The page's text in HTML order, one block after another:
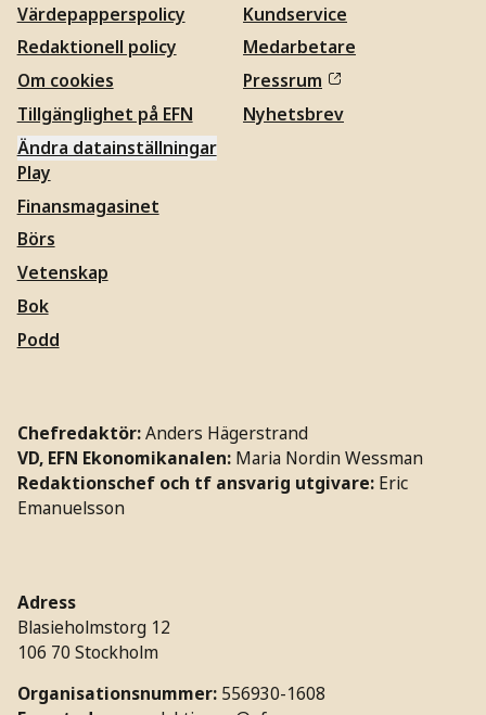
Värdepapperspolicy
Redaktionell policy
Om cookies
Tillgänglighet på EFN
Ändra datainställningar
Kundservice
Medarbetare
Pressrum
Nyhetsbrev
Play
Finansmagasinet
Börs
Vetenskap
Bok
Podd
Chefredaktör:Anders Hägerstrand
VD, EFN Ekonomikanalen: Maria Nordin Wessman
Redaktionschef och tf ansvarig utgivare: Eric
Emanuelsson
Adress
Blasieholmstorg 12
106 70 Stockholm
Organisationsnummer: 556930-1608